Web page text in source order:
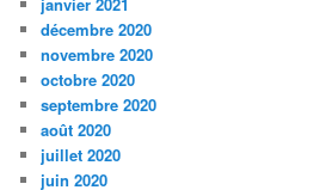
décembre 2020
novembre 2020
octobre 2020
septembre 2020
août 2020
juillet 2020
juin 2020